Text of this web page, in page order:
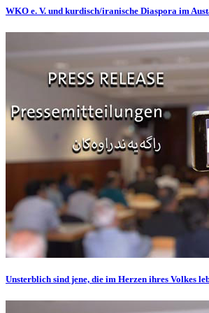
WKO e. V. und kurdisch/iranische Diaspora im
Unsterblich sind jene, die im Herzen ihres Volkes